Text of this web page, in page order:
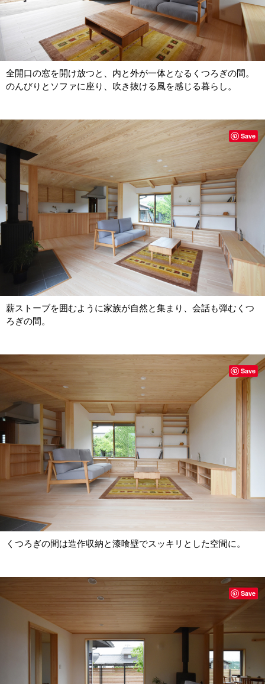
全開口の窓を開け放つと、内と外が一体となるくつろぎの間。
のんびりとソファに座り、吹き抜ける風を感じる暮らし。
薪ストーブを囲むように家族が自然と集まり、会話も弾むくつ
ろぎの間。
Save
くつろぎの間は造作収納と漆喰壁でスッキリとした空間に。
Save
Save